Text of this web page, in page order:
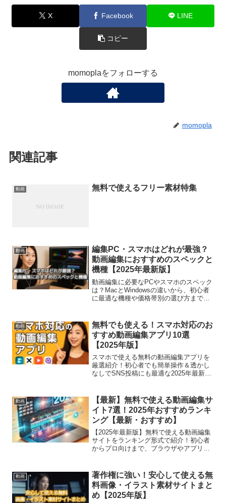
X Facebook LINE
コピー
momoplaをフォローする
momopla
関連記事
動画 無料で使えるフリー素材特集
動画
編集PC・スマホはどれが最強？
動画編集におすすめのスペックと
機種【2025年最新版】
動画編集に必要なPCやスマホのスペック
は？MacとWindowsの違いから、初心者
に最適な機種や価格帯別の選び方までを
動画
無料でも使える！スマホ対応のお
すすめ動画編集アプリ10選
【2025年版】
スマホで使える無料の動画編集アプリを
厳選紹介！初心者でも簡単操作＆透かし
なしでSNS投稿にも最適な2025年最新版
動画
【最新】無料で使える動画編集サ
イト7選！2025年おすすめランキ
ング【最新・おすすめ】
【2025年最新版】無料で使える動画編集
サイトをランキング形式で紹介！初心者
からプロ向けまで、ブラウザやアプリで
かる！
動画
著作権に強い！安心して使える無
料画像・イラスト素材サイトまと
め【2025年版】